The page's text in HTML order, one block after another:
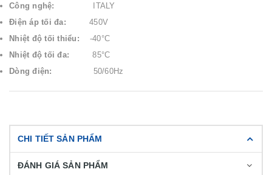
Công nghệ: ITALY
Điện áp tối đa: 450V
Nhiệt độ tối thiểu: -40°C
Nhiệt độ tối đa: 85°C
Dòng điện: 50/60Hz
CHI TIẾT SẢN PHẨM
ĐÁNH GIÁ SẢN PHẨM